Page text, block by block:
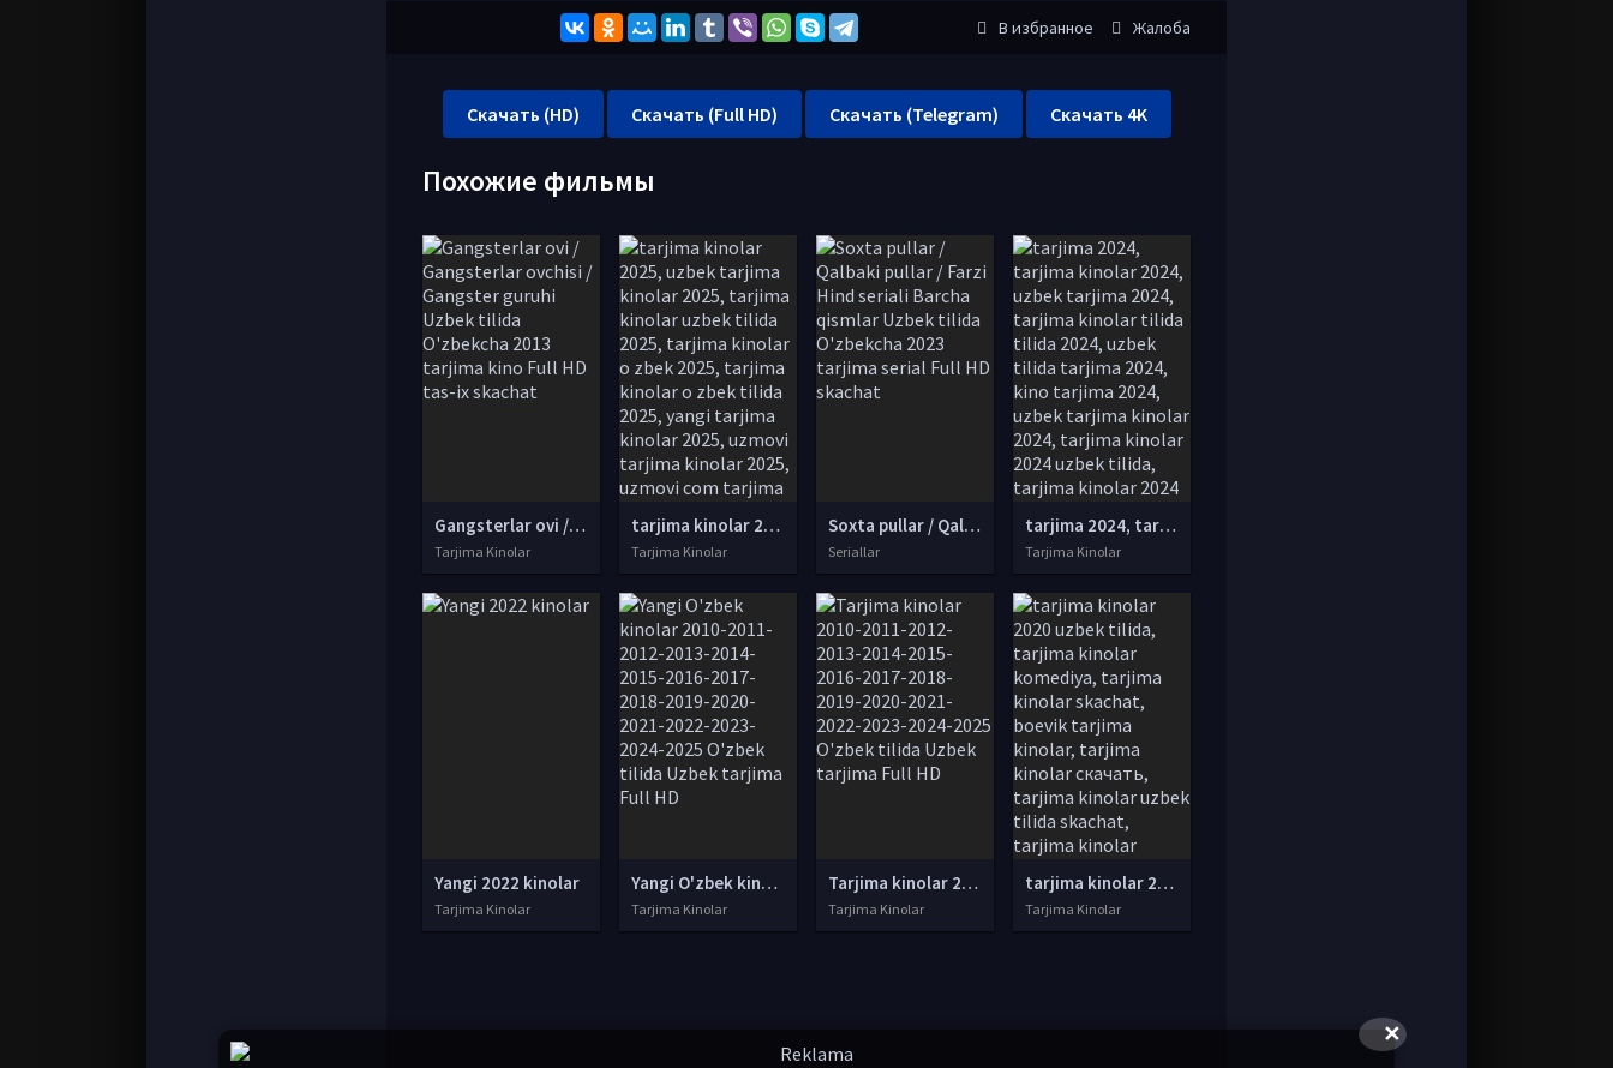
В избранное Жалоба
Скачать (HD) Скачать (Full HD) Скачать (Telegram) Скачать 4K
Похожие фильмы
Gangsterlar ovi / Gangsterlar ovchisi / Gangster guruhi Uzbek tilida O'zbekcha 2013 tarjima kino Full HD tas-ix skachat
Tarjima Kinolar
tarjima kinolar 2025, uzbek tarjima kinolar 2025, tarjima kinolar uzbek tilida 2025, tarjima kinolar o zbek 2025, tarjima kinolar o zbek tilida 2025, yangi tarjima kinolar 2025, uzmovi tarjima kinolar 2025, uzmovi com tarjima kinolar 2025, uzbekcha t
Tarjima Kinolar
Soxta pullar / Qalbaki pullar / Farzi Hind seriali Barcha qismlar Uzbek tilida O'zbekcha 2023 tarjima serial Full HD skachat
Seriallar
tarjima 2024, tarjima kinolar 2024, uzbek tarjima 2024, tarjima kinolar tilida tilida 2024, uzbek tilida tarjima 2024, kino tarjima 2024, uzbek tarjima kinolar 2024, tarjima kinolar 2024 uzbek tilida, tarjima kinolar 2024 o zbek, tarjima kinolar 2024
Tarjima Kinolar
Yangi 2022 kinolar
Tarjima Kinolar
Yangi O'zbek kinolar 2010-2011-2012-2013-2014-2015-2016-2017-2018-2019-2020-2021-2022-2023-2024-2025 O'zbek tilida Uzbek tarjima Full HD
Tarjima Kinolar
Tarjima kinolar 2010-2011-2012-2013-2014-2015-2016-2017-2018-2019-2020-2021-2022-2023-2024-2025 O'zbek tilida Uzbek tarjima Full HD
Tarjima Kinolar
tarjima kinolar 2020 uzbek tilida, tarjima kinolar komediya, tarjima kinolar skachat, boevik tarjima kinolar, tarjima kinolar скачать, tarjima kinolar uzbek tilida skachat, tarjima kinolar saytlari, 7777.uz tarjima kinolar, tarjima kinolar skachat, t
Tarjima Kinolar
✕